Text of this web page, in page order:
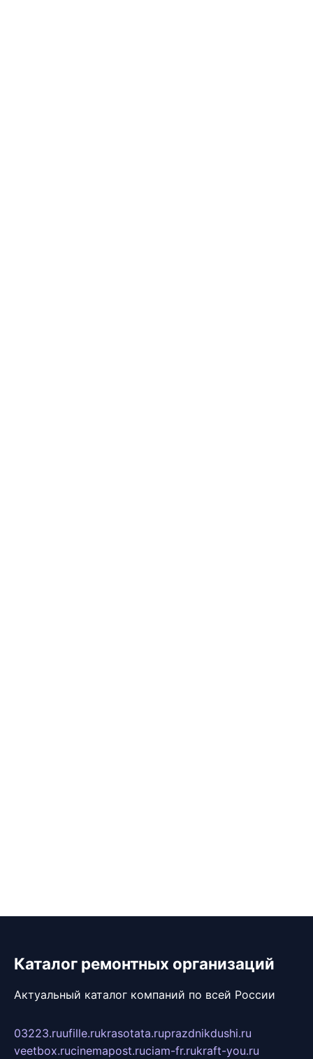
Каталог ремонтных организаций
Актуальный каталог компаний по всей России
03223.ruufille.rukrasotata.ruprazdnikdushi.ru
veetbox.rucinemapost.ruciam-fr.rukraft-you.ru